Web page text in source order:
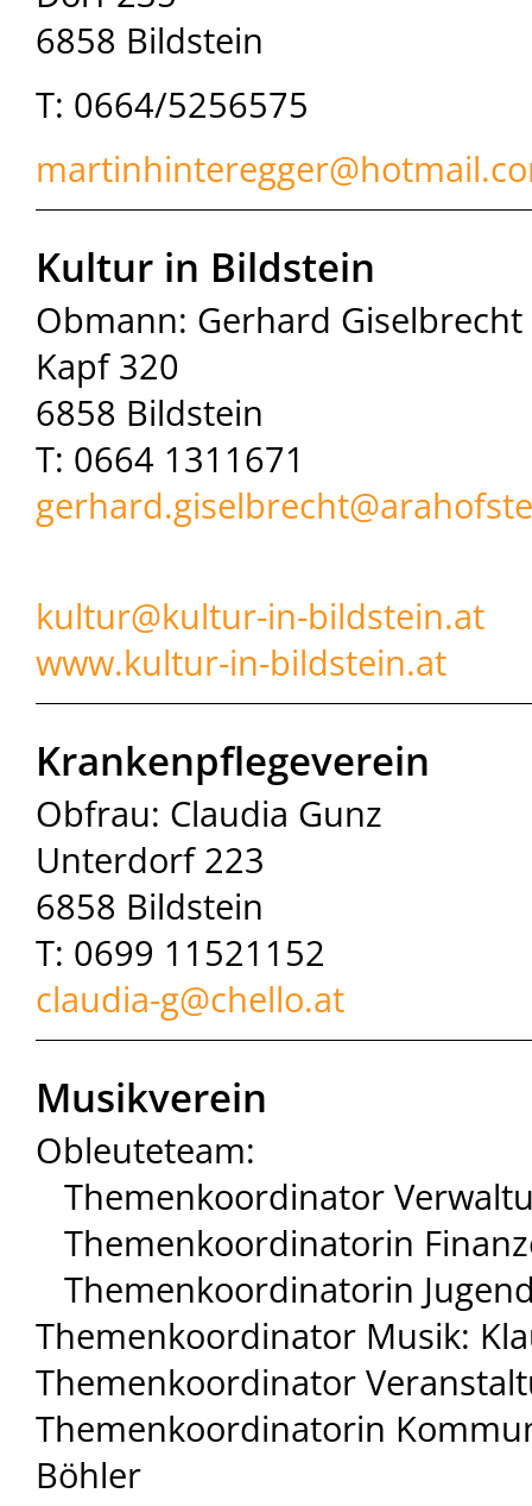
6858 Bildstein
T: 0664/5256575
Kultur in Bildstein
Obmann: Gerhard Giselbrecht
Kapf 320
6858 Bildstein
T: 0664 1311671
gerhard.giselbrecht@
kultur@kultur-in-bildstein.at
www.kultur-in-bildstein.at
Krankenpflegeverein
Obfrau: Claudia Gunz
Unterdorf 223
6858 Bildstein
T: 0699 11521152
claudia-g@chello.at
Musikverein
Obleuteteam:
Themenkoordinator
Themenkoordinatorin
Themenkoordinatorin
Themenkoordinator Musik:
Themenkoordinator
Themenkoordinatorin
Böhler